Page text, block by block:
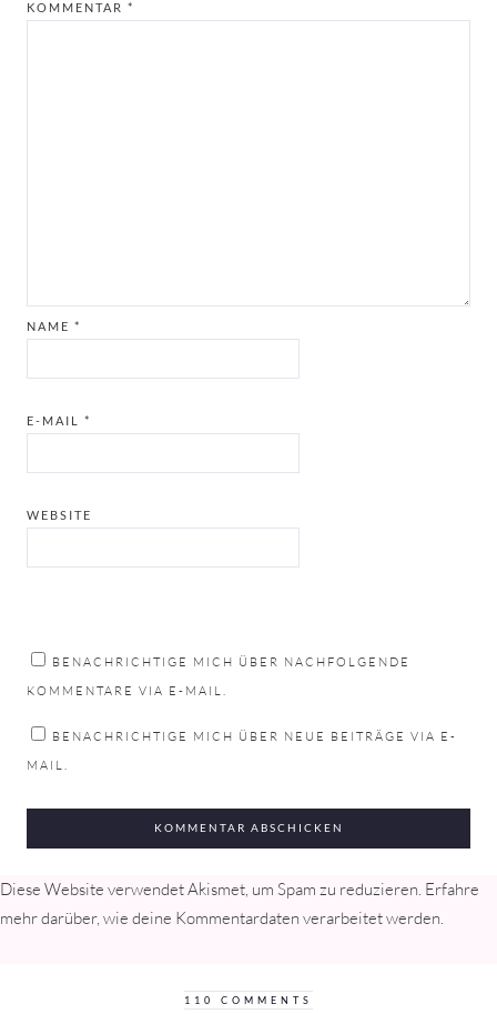
KOMMENTAR *
NAME *
E-MAIL *
WEBSITE
BENACHRICHTIGE MICH ÜBER NACHFOLGENDE
KOMMENTARE VIA E-MAIL.
BENACHRICHTIGE MICH ÜBER NEUE BEITRÄGE VIA E-
MAIL.
Diese Website verwendet Akismet, um Spam zu reduzieren. Erfahre
mehr darüber, wie deine Kommentardaten verarbeitet werden.
110 COMMENTS